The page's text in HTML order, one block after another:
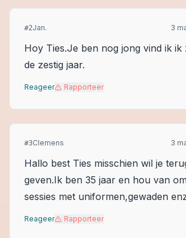
#2Jan. 3
Hoy Ties.Je ben nog jong vind ik ik
de zestig jaar.
Reageer Rapporteer
#3Clemens 3
Hallo best Ties misschien wil je
geven.Ik ben 35 jaar en hou van
sessies met uniformen,gewaden
Reageer Rapporteer